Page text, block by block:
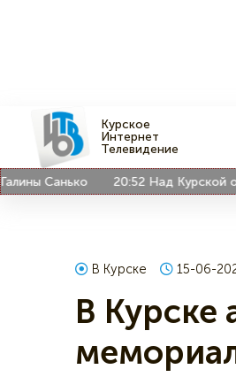
Курское
Интернет
Телевидение
Санько 20:52 Над Курской
В Курске 15-06-
В Курске